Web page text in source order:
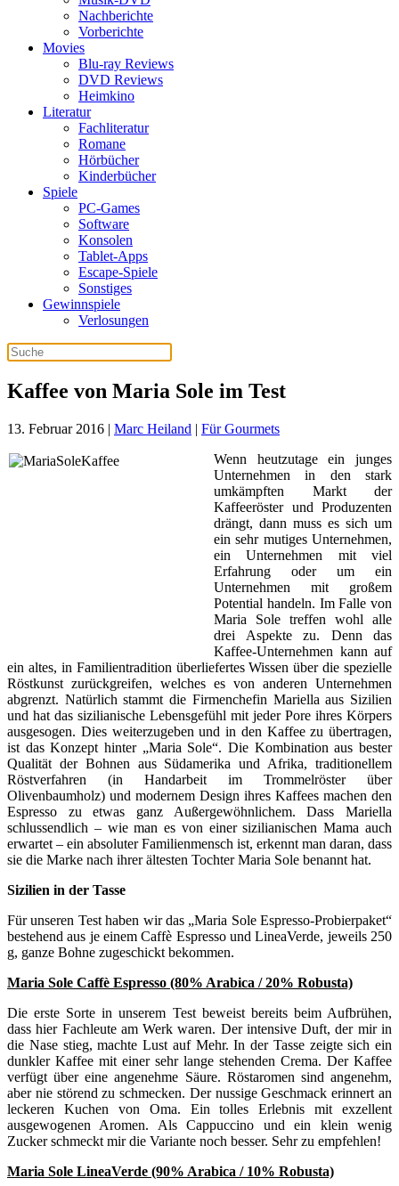
Nachberichte
Vorberichte
Movies
Blu-ray Reviews
DVD Reviews
Heimkino
Literatur
Fachliteratur
Romane
Hörbücher
Kinderbücher
Spiele
PC-Games
Software
Konsolen
Tablet-Apps
Escape-Spiele
Sonstiges
Gewinnspiele
Verlosungen
Kaffee von Maria Sole im Test
13. Februar 2016 | Marc Heiland | Für Gourmets
Wenn heutzutage ein junges
Unternehmen in den stark
umkämpften Markt der
Kaffeeröster und Produzenten
drängt, dann muss es sich um
ein sehr mutiges Unternehmen,
ein Unternehmen mit viel
Erfahrung oder um ein
Unternehmen mit großem
Potential handeln. Im Falle von
Maria Sole treffen wohl alle
drei Aspekte zu. Denn das
Kaffee-Unternehmen kann auf
ein altes, in Familientradition überliefertes Wissen über die spezielle
Röstkunst zurückgreifen, welches es von anderen Unternehmen
abgrenzt. Natürlich stammt die Firmenchefin Mariella aus Sizilien
und hat das sizilianische Lebensgefühl mit jeder Pore ihres Körpers
ausgesogen. Dies weiterzugeben und in den Kaffee zu übertragen,
ist das Konzept hinter „Maria Sole“. Die Kombination aus bester
Qualität der Bohnen aus Südamerika und Afrika, traditionellem
Röstverfahren (in Handarbeit im Trommelröster über
Olivenbaumholz) und modernem Design ihres Kaffees machen den
Espresso zu etwas ganz Außergewöhnlichem. Dass Mariella
schlussendlich – wie man es von einer sizilianischen Mama auch
erwartet – ein absoluter Familienmensch ist, erkennt man daran, dass
sie die Marke nach ihrer ältesten Tochter Maria Sole benannt hat.
Sizilien in der Tasse
Für unseren Test haben wir das „Maria Sole Espresso-Probierpaket“
bestehend aus je einem Caffè Espresso und LineaVerde, jeweils 250
g, ganze Bohne zugeschickt bekommen.
Maria Sole Caffè Espresso (80% Arabica / 20% Robusta)
Die erste Sorte in unserem Test beweist bereits beim Aufbrühen,
dass hier Fachleute am Werk waren. Der intensive Duft, der mir in
die Nase stieg, machte Lust auf Mehr. In der Tasse zeigte sich ein
dunkler Kaffee mit einer sehr lange stehenden Crema. Der Kaffee
verfügt über eine angenehme Säure. Röstaromen sind angenehm,
aber nie störend zu schmecken. Der nussige Geschmack erinnert an
leckeren Kuchen von Oma. Ein tolles Erlebnis mit exzellent
ausgewogenen Aromen. Als Cappuccino und ein klein wenig
Zucker schmeckt mir die Variante noch besser. Sehr zu empfehlen!
Maria Sole LineaVerde (90% Arabica / 10% Robusta)